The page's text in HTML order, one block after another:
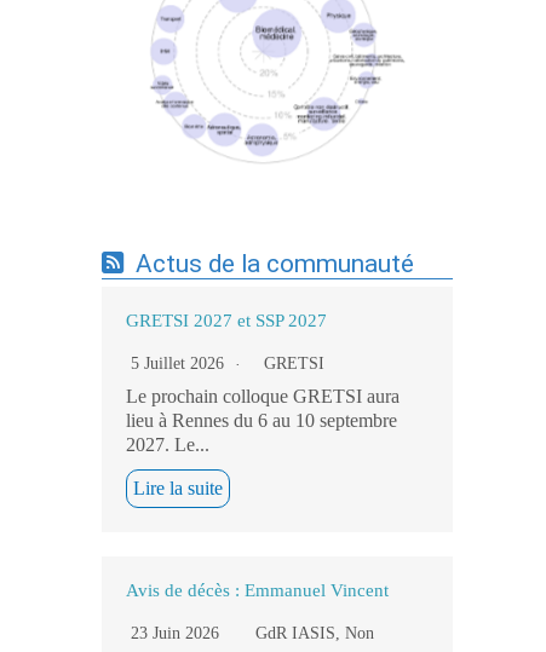
Expertises du GdR - cartographie par mots-
clés applicatifs - 19/09/2025
Actus de la communauté
GRETSI 2027 et SSP 2027
5 Juillet 2026 GRETSI
Le prochain colloque GRETSI aura
lieu à Rennes du 6 au 10 septembre
2027. Le...
Lire la suite
Avis de décès : Emmanuel Vincent
23 Juin 2026 GdR IASIS,Non